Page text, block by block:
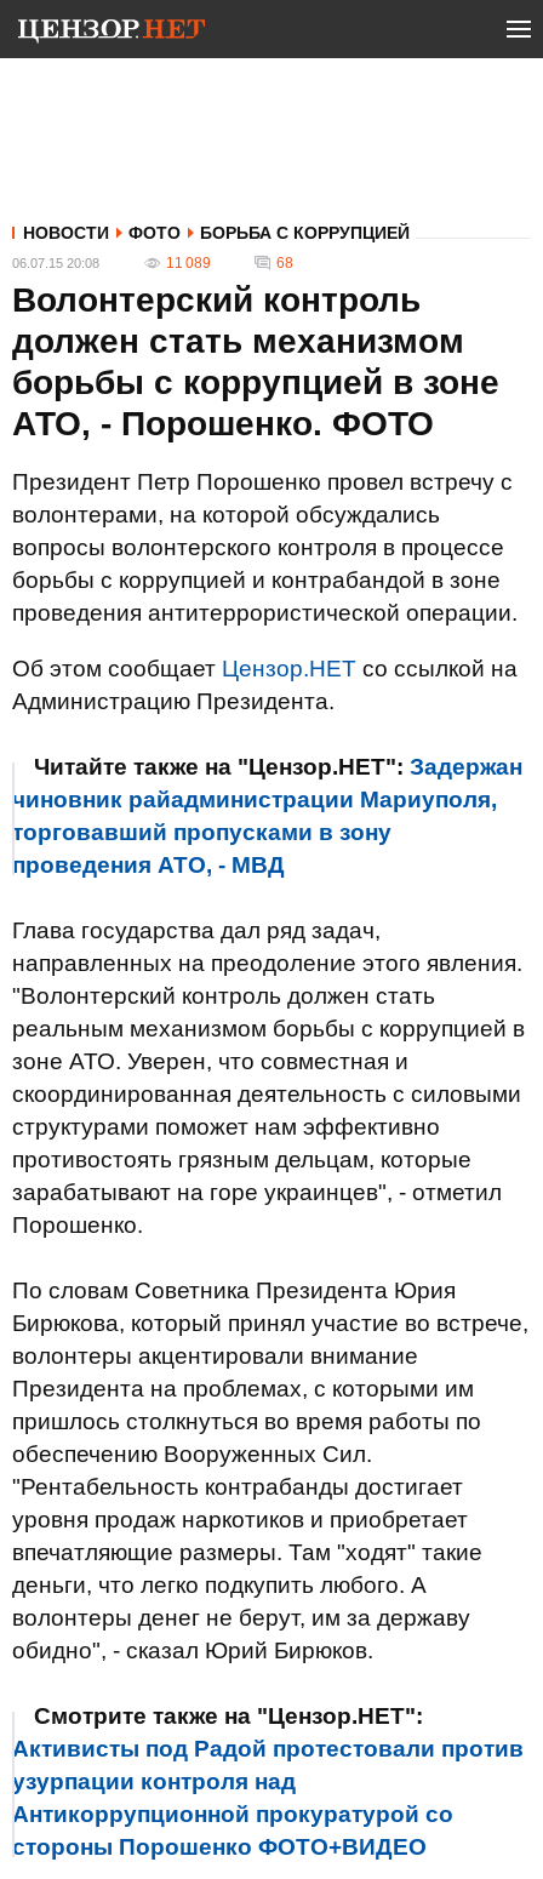
НОВОСТИ ФОТО БОРЬБА С КОРРУПЦИЕЙ
06.07.15 20:08 11 089 68
Волонтерский контроль
должен стать механизмом
борьбы с коррупцией в зоне
АТО, - Порошенко. ФОТО
Президент Петр Порошенко провел встречу с
волонтерами, на которой обсуждались
вопросы волонтерского контроля в процессе
борьбы с коррупцией и контрабандой в зоне
проведения антитеррористической операции.
Об этом сообщает Цензор.НЕТ со ссылкой на
Администрацию Президента.
Читайте также на "Цензор.НЕТ": Задержан
чиновник райадминистрации Мариуполя,
торговавший пропусками в зону
проведения АТО, - МВД
Глава государства дал ряд задач,
направленных на преодоление этого явления.
"Волонтерский контроль должен стать
реальным механизмом борьбы с коррупцией в
зоне АТО. Уверен, что совместная и
скоординированная деятельность с силовыми
структурами поможет нам эффективно
противостоять грязным дельцам, которые
зарабатывают на горе украинцев", - отметил
Порошенко.
По словам Советника Президента Юрия
Бирюкова, который принял участие во встрече,
волонтеры акцентировали внимание
Президента на проблемах, с которыми им
пришлось столкнуться во время работы по
обеспечению Вооруженных Сил.
"Рентабельность контрабанды достигает
уровня продаж наркотиков и приобретает
впечатляющие размеры. Там "ходят" такие
деньги, что легко подкупить любого. А
волонтеры денег не берут, им за державу
обидно", - сказал Юрий Бирюков.
Смотрите также на "Цензор.НЕТ":
Активисты под Радой протестовали против
узурпации контроля над
Антикоррупционной прокуратурой со
стороны Порошенко ФОТО+ВИДЕО